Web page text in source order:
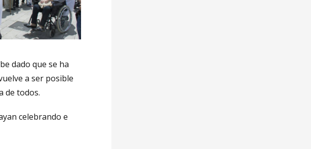
dado que se ha
a ser posible
de todos.
celebrando e